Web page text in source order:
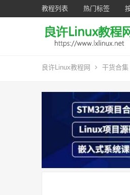
教程列表 热门标签
良许Linux教程网 干货合集